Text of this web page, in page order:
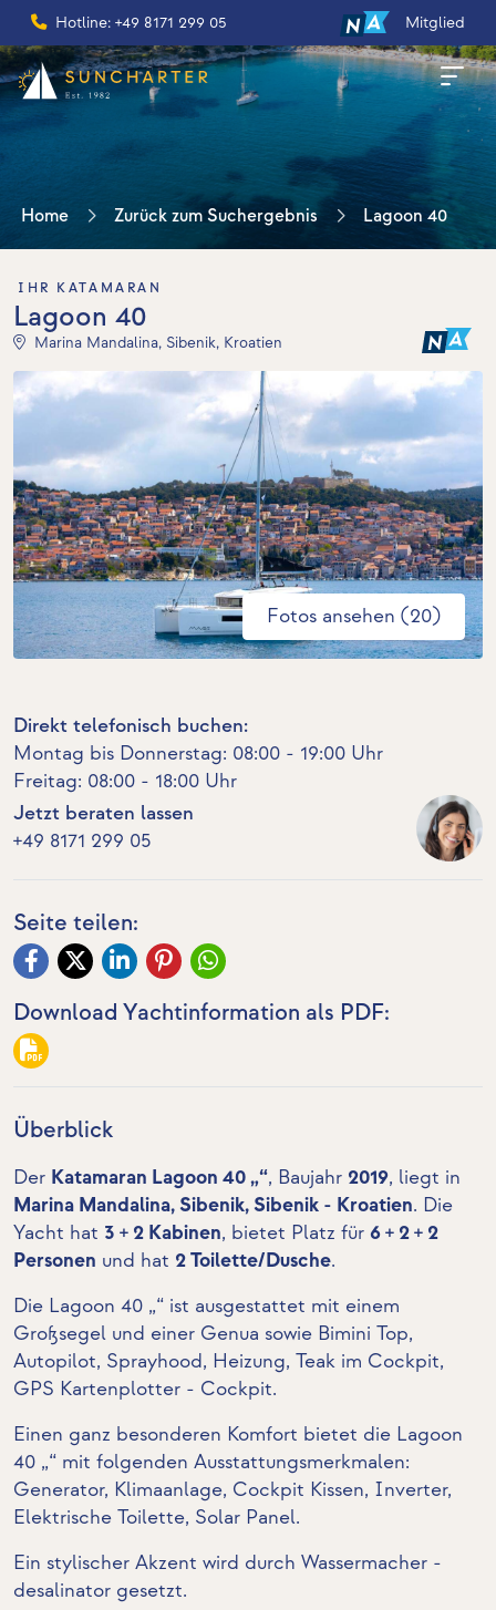
Hotline: +49 8171 299 05 Mitglied
Home Zurück zum Suchergebnis Lagoon 40
IHR KATAMARAN
Lagoon 40
Marina Mandalina, Sibenik, Kroatien
Fotos ansehen (20)
Direkt telefonisch buchen:
Montag bis Donnerstag: 08:00 - 19:00 Uhr
Freitag: 08:00 - 18:00 Uhr
Jetzt beraten lassen
+49 8171 299 05
Seite teilen:
Download Yachtinformation als PDF:
Überblick
Der Katamaran Lagoon 40 „“, Baujahr 2019, liegt in
Marina Mandalina, Sibenik, Sibenik - Kroatien. Die
Yacht hat 3 + 2 Kabinen, bietet Platz für 6 + 2 + 2
Personen und hat 2 Toilette/Dusche.
Die Lagoon 40 „“ ist ausgestattet mit einem
Großsegel und einer Genua sowie Bimini Top,
Autopilot, Sprayhood, Heizung, Teak im Cockpit,
GPS Kartenplotter - Cockpit.
Einen ganz besonderen Komfort bietet die Lagoon
40 „“ mit folgenden Ausstattungsmerkmalen:
Generator, Klimaanlage, Cockpit Kissen, Inverter,
Elektrische Toilette, Solar Panel.
Ein stylischer Akzent wird durch Wassermacher -
desalinator gesetzt.